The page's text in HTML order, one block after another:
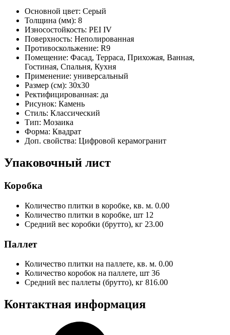
Основной цвет: Серый
Толщина (мм): 8
Износостойкость: PEI IV
Поверхность: Неполированная
Противоскольжение: R9
Помещение: Фасад, Терраса, Прихожая, Ванная,
Гостиная, Спальня, Кухня
Применение: универсальный
Размер (см): 30x30
Ректифицированная: да
Рисунок: Камень
Стиль: Классический
Тип: Мозаика
Форма: Квадрат
Доп. свойства: Цифровой керамогранит
Упаковочный лист
Коробка
Количество плитки в коробке, кв. м. 0.00
Количество плитки в коробке, шт 12
Средний вес коробки (брутто), кг 23.00
Паллет
Количество плитки на паллете, кв. м. 0.00
Количество коробок на паллете, шт 36
Средний вес паллеты (брутто), кг 816.00
Контактная информация